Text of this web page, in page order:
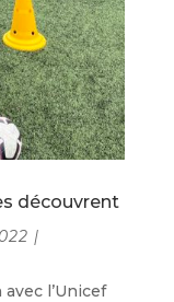
découvrent
|
l’Unicef